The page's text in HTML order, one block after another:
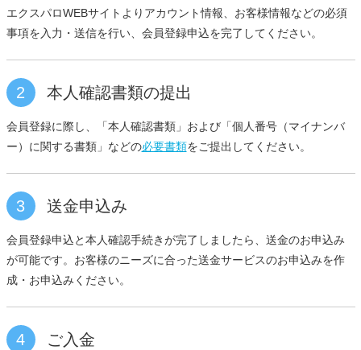
エクスパロWEBサイトよりアカウント情報、お客様情報などの必須
事項を入力・送信を行い、会員登録申込を完了してください。
2 本人確認書類の提出
会員登録に際し、「本人確認書類」および「個人番号（マイナンバ
ー）に関する書類」などの必要書類をご提出してください。
3 送金申込み
会員登録申込と本人確認手続きが完了しましたら、送金のお申込み
が可能です。お客様のニーズに合った送金サービスのお申込みを作
成・お申込みください。
4 ご入金